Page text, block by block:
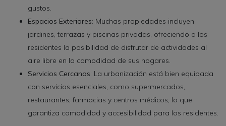
gustos.
Espacios Exteriores: Muchas propiedades incluyen
jardines, terrazas y piscinas privadas, ofreciendo a los
residentes la posibilidad de disfrutar de actividades al
aire libre en la comodidad de sus hogares.
Servicios Cercanos: La urbanización está bien equipada
con servicios esenciales, como supermercados,
restaurantes, farmacias y centros médicos, lo que
garantiza comodidad y accesibilidad para los residentes.